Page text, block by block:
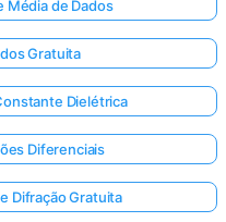
Média de Dados
Gratuita
Dielétrica
Diferenciais
Difração Gratuita